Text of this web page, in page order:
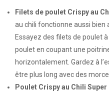
Filets de poulet Crispy au
au chili fonctionne aussi bien
Essayez des filets de poulet
poulet en coupant une
horizontalement. Gardez à
être plus long avec des
Poulet Crispy au Chili Super